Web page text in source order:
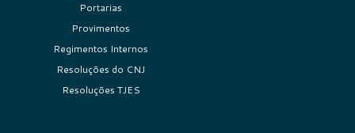
Portarias
Provimentos
Regimentos Internos
Resoluções do CNJ
Resoluções TJES